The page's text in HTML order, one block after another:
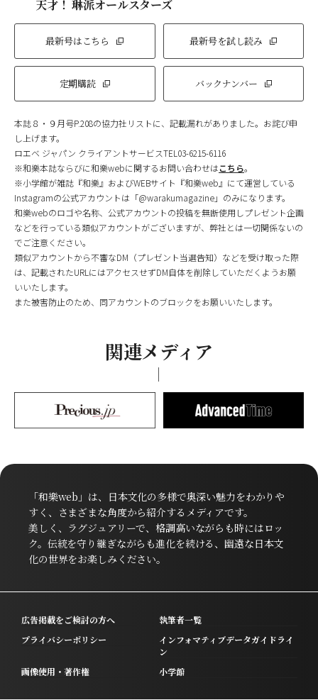
天才！ 琳派オールスターズ
最新号はこちら 最新号を試し読み
定期購読 バックナンバー
本誌８・９月号P.208の協力社リストに、記載漏れがありました。お詫び申
し上げます。
ロエベ ジャパン クライアントサービスTEL03-6215-6116
※和樂本誌ならびに和樂webに関するお問い合わせはこちら。
※小学館が雑誌『和樂』およびWEBサイト『和樂web』にて運営している
Instagramの公式アカウントは「@warakumagazine」のみになります。
和樂webのロゴや名称、公式アカウントの投稿を無断使用しプレゼント企画
などを行っている類似アカウントがございますが、弊社とは一切関係ないの
でご注意ください。
類似アカウントから不審なDM（プレゼント当選告知）などを受け取った際
は、記載されたURLにはアクセスせずDM自体を削除していただくようお願
いいたします。
また被害防止のため、同アカウントのブロックをお願いいたします。
関連メディア
「和樂web」は、日本文化の多様で奥深い魅力をわかりや
すく、さまざまな角度から紹介するメディアです。
美しく、ラグジュアリーで、格調高いながらも時にはロッ
ク。伝統を守り継ぎながらも進化を続ける、幽遠な日本文
化の世界をお楽しみください。
広告掲載をご検討の方へ
執筆者一覧
プライバシーポリシー
インフォマティブデータガイドライ
ン
画像使用・著作権
小学館